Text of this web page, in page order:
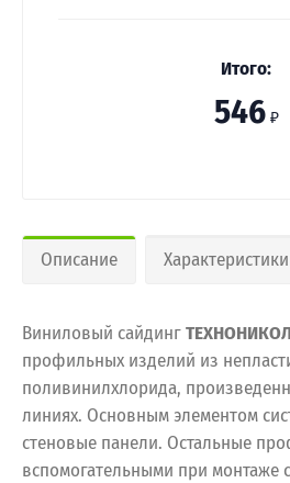
Итого:
546 ₽
Описание Характеристики
Виниловый сайдинг
профильных изделий из
поливинилхлорида,
линиях. Основным элементом
стеновые панели. Остальные
вспомогательными при монтаже